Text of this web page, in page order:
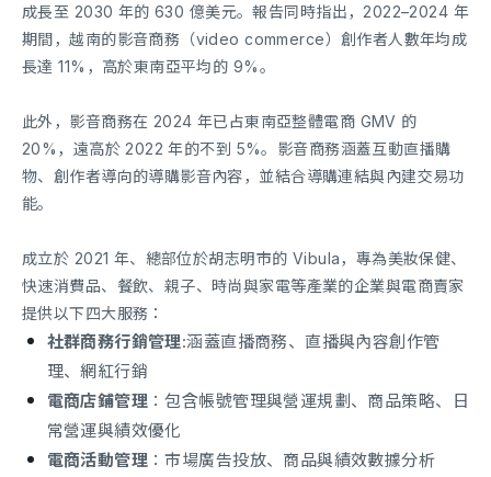
成長至 2030 年的 630 億美元。報告同時指出，2022–2024 年
期間，越南的影音商務（video commerce）創作者人數年均成
長達 11%，高於東南亞平均的 9%。
此外，影音商務在 2024 年已占東南亞整體電商 GMV 的
20%，遠高於 2022 年的不到 5%。影音商務涵蓋互動直播購
物、創作者導向的導購影音內容，並結合導購連結與內建交易功
能。
成立於 2021 年、總部位於胡志明市的 Vibula，專為美妝保健、
快速消費品、餐飲、親子、時尚與家電等產業的企業與電商賣家
提供以下四大服務：
社群商務行銷管理:涵蓋直播商務、直播與內容創作管
理、網紅行銷
電商店鋪管理 ：包含帳號管理與營運規劃、商品策略、日
常營運與績效優化
電商活動管理 ：市場廣告投放、商品與績效數據分析